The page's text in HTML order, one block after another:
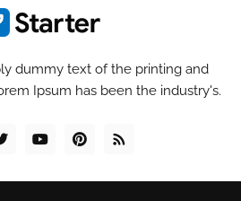
dummy text of the printing and
Ipsum has been the industry's.